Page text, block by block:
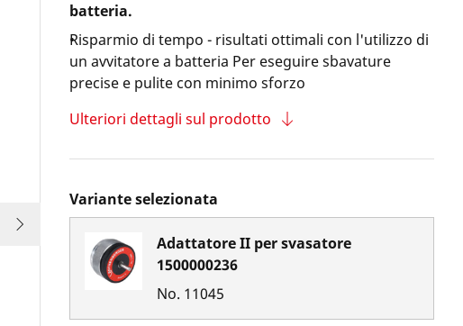
batteria.
Risparmio di tempo - risultati ottimali con l'utilizzo di
un avvitatore a batteria Per eseguire sbavature
precise e pulite con minimo sforzo
Ulteriori dettagli sul prodotto
Variante selezionata
Adattatore II per svasatore
1500000236
No. 11045